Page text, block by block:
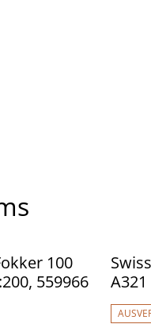
100
559966
A321